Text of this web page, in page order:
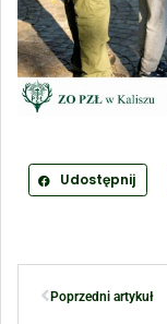
Udostępnij
Poprzedni artykuł